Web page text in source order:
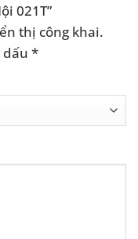
021T”
thị công khai.
*